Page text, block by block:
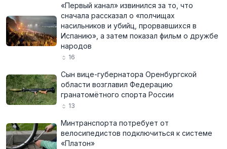
«Первый канал» извинился за то, что
сначала рассказал о «полчищах
насильников и убийц, прорвавшихся в
Испанию», а затем показал фильм о дружбе
народов
16
Сын вице-губернатора Оренбургской
области возглавил Федерацию
гранатомётного спорта России
13
Минтранспорта потребует от
велосипедистов подключиться к системе
«Платон»